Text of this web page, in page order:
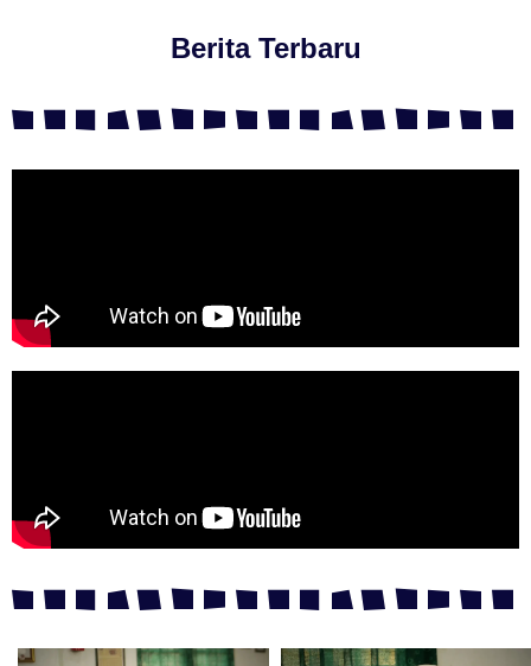
Berita Terbaru